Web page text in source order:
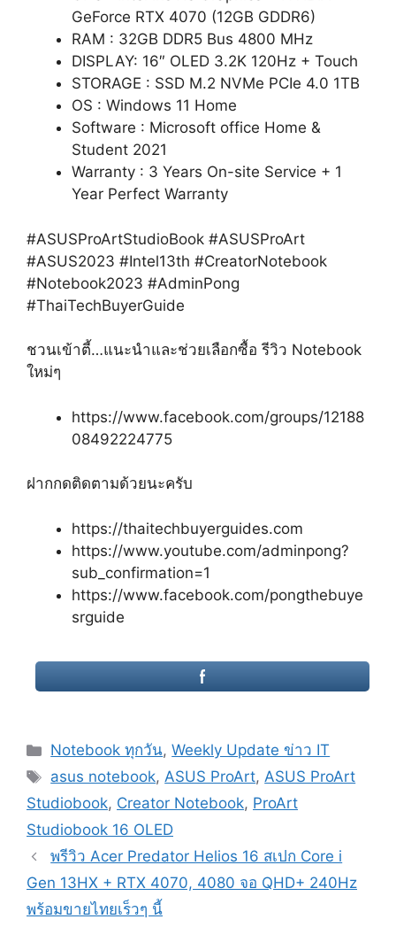
GeForce RTX 4070 (12GB GDDR6)
RAM : 32GB DDR5 Bus 4800 MHz
DISPLAY: 16″ OLED 3.2K 120Hz + Touch
STORAGE : SSD M.2 NVMe PCIe 4.0 1TB
OS : Windows 11 Home
Software : Microsoft office Home &
Student 2021
Warranty : 3 Years On-site Service + 1
Year Perfect Warranty
#ASUSProArtStudioBook #ASUSProArt
#ASUS2023 #Intel13th #CreatorNotebook
#Notebook2023 #AdminPong
#ThaiTechBuyerGuide
ชวนเข้าตี้…แนะนำและช่วยเลือกซื้อ รีวิว Notebook
ใหม่ๆ
https://www.facebook.com/groups/12188
08492224775
ฝากกดติดตามด้วยนะครับ
https://thaitechbuyerguides.com
https://www.youtube.com/adminpong?
sub_confirmation=1
https://www.facebook.com/pongthebuye
srguide
Categories
Notebook ทุกวัน,Weekly Update ข่าว IT
Tags
asus notebook,ASUS ProArt,ASUS ProArt
Studiobook, Creator Notebook, ProArt
Studiobook 16 OLED
Post
navigation
พรีวิว Acer Predator Helios 16 สเปก Core i
Gen 13HX + RTX 4070, 4080 จอ QHD+ 240Hz
พร้อมขายไทยเร็วๆ นี้